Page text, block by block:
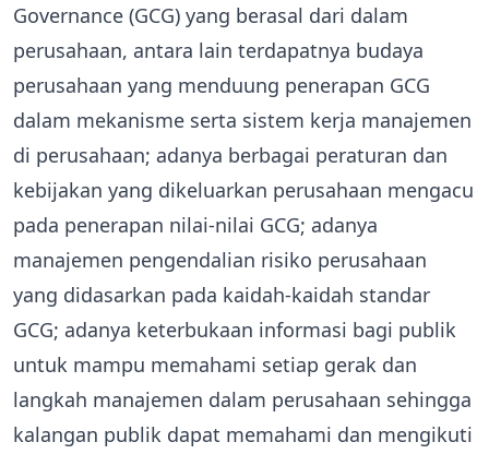
Governance (GCG) yang berasal dari dalam
perusahaan, antara lain terdapatnya budaya
perusahaan yang menduung penerapan GCG
dalam mekanisme serta sistem kerja manajemen
di perusahaan; adanya berbagai peraturan dan
kebijakan yang dikeluarkan perusahaan mengacu
pada penerapan nilai-nilai GCG; adanya
manajemen pengendalian risiko perusahaan
yang didasarkan pada kaidah-kaidah standar
GCG; adanya keterbukaan informasi bagi publik
untuk mampu memahami setiap gerak dan
langkah manajemen dalam perusahaan sehingga
kalangan publik dapat memahami dan mengikuti